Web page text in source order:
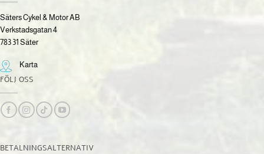
Säters Cykel & Motor AB
Verkstadsgatan 4
783 31 Säter
Karta
FÖLJ OSS
BETALNINGSALTERNATIV